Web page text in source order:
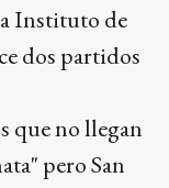
Instituto de
dos partidos
que no llegan
pero San